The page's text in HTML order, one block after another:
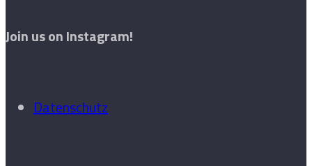
Join us on Instagram!
Datenschutz